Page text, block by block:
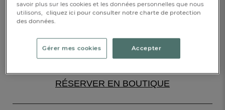
Epuisé
ALERTE DE RETOUR EN STOCK
RÉSERVER EN BOUTIQUE
savoir plus sur les cookies et les données personnelles que nous
utilisons, cliquez ici pour consulter notre charte de protection
des données.
Gérer mes cookies Accepter